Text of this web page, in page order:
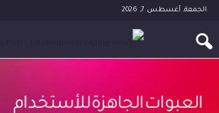
الجمعة, أغسطس 7, 2026